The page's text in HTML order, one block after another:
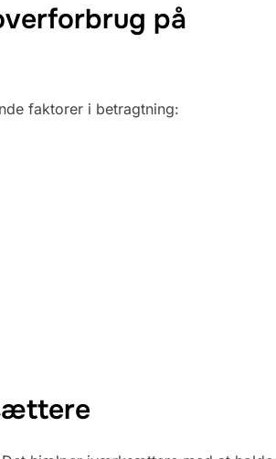
på
faktorer i betragtning: